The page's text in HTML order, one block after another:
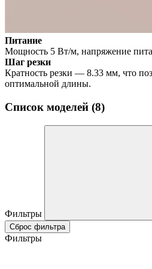
Питание
Мощность 5 Вт/м, напряжение
Шаг резки
Кратность резки — 8.33 мм, что
оптимальной длины.
Список моделей (8)
Фильтры
Сброс фильтра
Фильтры